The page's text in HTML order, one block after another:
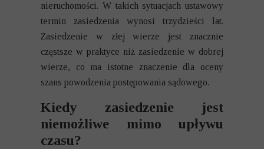
nieruchomości. W takich sytuacjach ustawowy
termin zasiedzenia wynosi trzydzieści lat.
Zasiedzenie w złej wierze jest znacznie
częstsze w praktyce niż zasiedzenie w dobrej
wierze, co ma istotne znaczenie dla oceny
szans powodzenia postępowania sądowego.
Kiedy zasiedzenie jest
niemożliwe mimo upływu
czasu?